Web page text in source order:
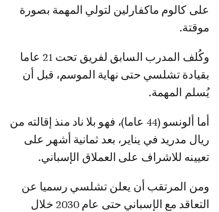
على كالوم ماكفارلين لتولي المهمة بصورة
موقتة.
وكُلف المدرب السابق لفريق تحت 21 عاما
بقيادة تشلسي حتى نهاية الموسم، قبل أن
يُسلم المهمة.
أما ألونسو (44 عاما)، فهو بلا ناد منذ إقالته من
ريال مدريد في يناير، بعد ثمانية أشهر على
تعيينه للاشراف على العملاق الإسباني.
ومن المرتقب أن يعلن تشلسي رسميا عن
التعاقد مع الإسباني حتى عام 2030 خلال